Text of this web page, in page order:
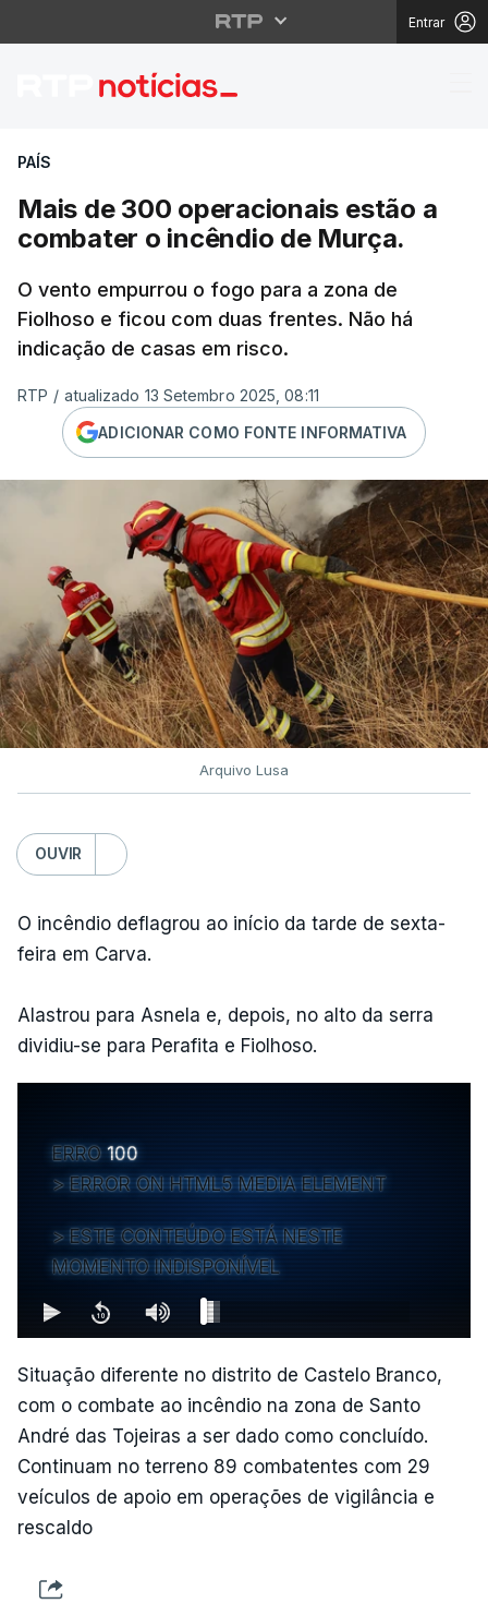
Entrar
Mais de 300
PAÍS
Mais de 300 operacionais estão a
combater o incêndio de Murça.
O vento empurrou o fogo para a zona de
Fiolhoso e ficou com duas frentes. Não há
indicação de casas em risco.
RTP / atualizado 13 Setembro 2025, 08:11
ADICIONAR COMO FONTE INFORMATIVA
Arquivo Lusa
OUVIR
O incêndio deflagrou ao início da tarde de sexta-
feira em Carva.
Alastrou para Asnela e, depois, no alto da serra
dividiu-se para Perafita e Fiolhoso.
ERRO 100
ERROR ON HTML5 MEDIA ELEMENT
ESTE CONTEÚDO ESTÁ NESTE
MOMENTO INDISPONÍVEL
Situação diferente no distrito de Castelo Branco,
com o combate ao incêndio na zona de Santo
André das Tojeiras a ser dado como concluído.
Continuam no terreno 89 combatentes com 29
veículos de apoio em operações de vigilância e
rescaldo